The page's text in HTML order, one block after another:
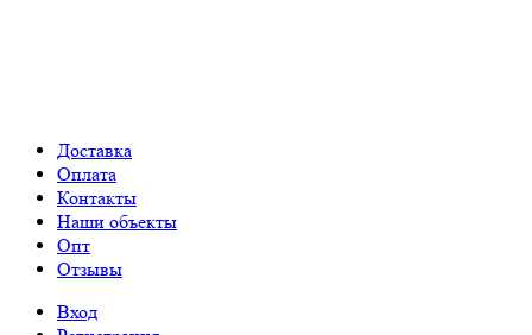
Доставка
Оплата
Контакты
Наши объекты
Опт
Отзывы
Вход